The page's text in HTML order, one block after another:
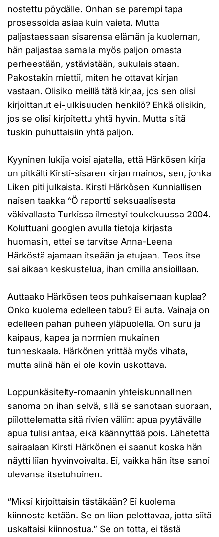
nostettu pöydälle. Onhan se parempi tapa
prosessoida asiaa kuin vaieta. Mutta
paljastaessaan sisarensa elämän ja kuoleman,
hän paljastaa samalla myös paljon omasta
perheestään, ystävistään, sukulaisistaan.
Pakostakin miettii, miten he ottavat kirjan
vastaan. Olisiko meillä tätä kirjaa, jos sen olisi
kirjoittanut ei-julkisuuden henkilö? Ehkä olisikin,
jos se olisi kirjoitettu yhtä hyvin. Mutta siitä
tuskin puhuttaisiin yhtä paljon.
Kyyninen lukija voisi ajatella, että Härkösen kirja
on pitkälti Kirsti-sisaren kirjan mainos, sen, jonka
Liken piti julkaista. Kirsti Härkösen Kunniallisen
naisen taakka ^Ö raportti seksuaalisesta
väkivallasta Turkissa ilmestyi toukokuussa 2004.
Koluttuani googlen avulla tietoja kirjasta
huomasin, ettei se tarvitse Anna-Leena
Härköstä ajamaan itseään ja etujaan. Teos itse
sai aikaan keskustelua, ihan omilla ansioillaan.
Auttaako Härkösen teos puhkaisemaan kuplaa?
Onko kuolema edelleen tabu? Ei auta. Vainaja on
edelleen pahan puheen yläpuolella. On suru ja
kaipaus, kapea ja normien mukainen
tunneskaala. Härkönen yrittää myös vihata,
mutta siinä hän ei ole kovin uskottava.
Loppunkäsitelty-romaanin yhteiskunnallinen
sanoma on ihan selvä, sillä se sanotaan suoraan,
piilottelematta sitä rivien väliin: apua pyytävälle
apua tulisi antaa, eikä käännyttää pois. Lähetettä
sairaalaan Kirsti Härkönen ei saanut koska hän
näytti liian hyvinvoivalta. Ei, vaikka hän itse sanoi
olevansa itsetuhoinen.
“Miksi kirjoittaisin tästäkään? Ei kuolema
kiinnosta ketään. Se on liian pelottavaa, jotta siitä
uskaltaisi kiinnostua.” Se on totta, ei tästä